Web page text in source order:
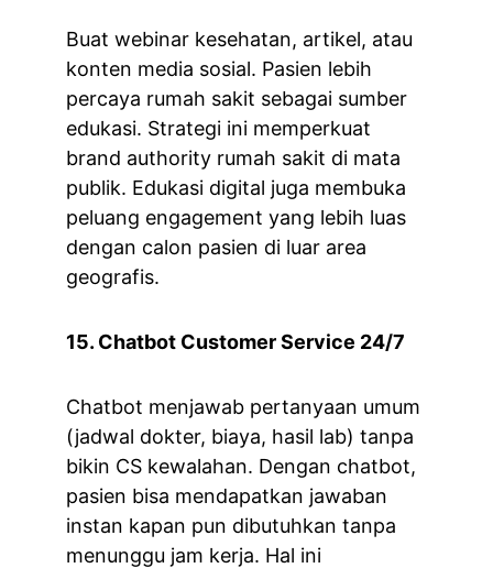
Buat webinar kesehatan, artikel, atau
konten media sosial. Pasien lebih
percaya rumah sakit sebagai sumber
edukasi. Strategi ini memperkuat
brand authority rumah sakit di mata
publik. Edukasi digital juga membuka
peluang engagement yang lebih luas
dengan calon pasien di luar area
geografis.
15. Chatbot Customer Service 24/7
Chatbot menjawab pertanyaan umum
(jadwal dokter, biaya, hasil lab) tanpa
bikin CS kewalahan. Dengan chatbot,
pasien bisa mendapatkan jawaban
instan kapan pun dibutuhkan tanpa
menunggu jam kerja. Hal ini